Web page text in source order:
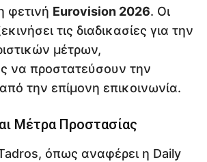
φετινή Eurovision 2026. Οι
τις διαδικασίες για την
μέτρων,
να προστατεύσουν την
την επίμονη επικοινωνία.
Μέτρα Προστασίας
όπως αναφέρει η Daily